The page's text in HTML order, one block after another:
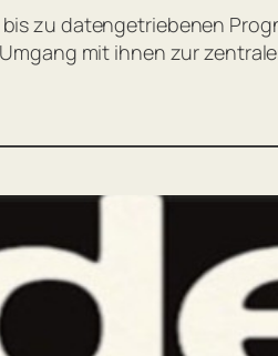
zu datengetriebenen
mit ihnen zur